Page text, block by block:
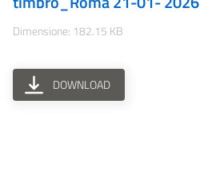
Dimensione: 182.15 KB
DOWNLOAD